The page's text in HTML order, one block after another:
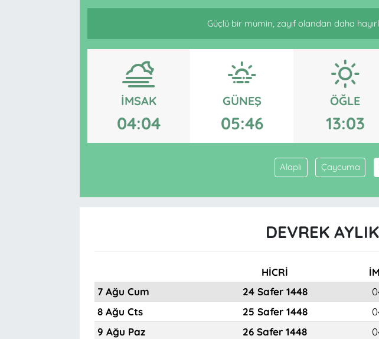
Güçlü bir mümin, zayıf olandan daha
İMSAK
04:04
GÜNEŞ
05:46
ÖĞLE
13:03
Alaplı Çaycuma
DEVREK
HİCRİ
7 Ağu Cum
24 Safer 1448
8 Ağu Cts
25 Safer 1448
9 Ağu Paz
26 Safer 1448